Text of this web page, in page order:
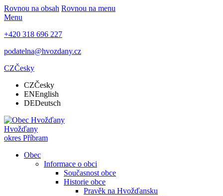
Rovnou na obsah Rovnou na menu
Menu
+420 318 696 227
podatelna@hvozdany.cz
CZČesky
CZČesky
ENEnglish
DEDeutsch
Hvožďany
okres Příbram
Obec
Informace o obci
Současnost obce
Historie obce
Pravěk na Hvožďansku